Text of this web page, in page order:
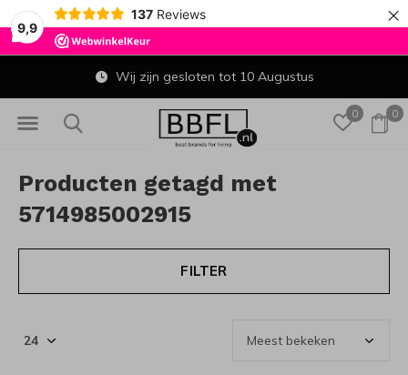
9,9
137 Reviews ×
0 0
Wij zijn gesloten tot 10 Augustus
Producten getagd met
5714985002915
FILTER